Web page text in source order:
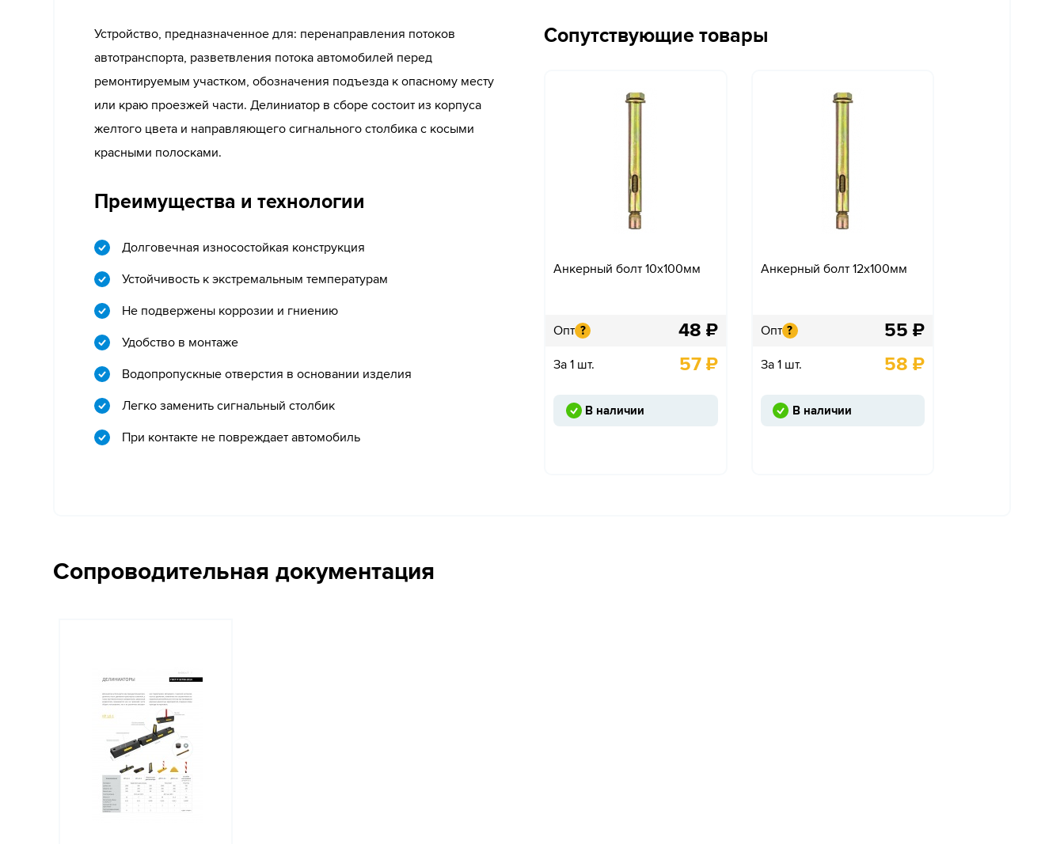
Устройство, предназначенное для: перенаправления потоков
автотранспорта, разветвления потока автомобилей перед
ремонтируемым участком, обозначения подъезда к опасному месту
или краю проезжей части. Делиниатор в сборе состоит из корпуса
желтого цвета и направляющего сигнального столбика c косыми
красными полосками.
Преимущества и технологии
Долговечная износостойкая конструкция
Устойчивость к экстремальным температурам
Не подвержены коррозии и гниению
Удобство в монтаже
Водопропускные отверстия в основании изделия
Легко заменить сигнальный столбик
При контакте не повреждает автомобиль
Сопутствующие товары
Анкерный болт 10х100мм
Опт ? 48 ₽
За 1 шт. 57₽
В наличии
Анкерный болт 12х100мм
Опт ? 55 ₽
За 1 шт. 58 ₽
В наличии
Сопроводительная документация